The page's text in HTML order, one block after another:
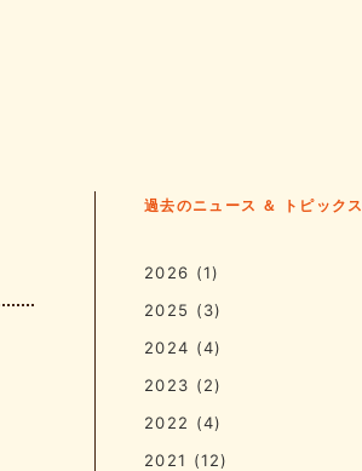
過去のニュース ＆ トピックス
2026 (1)
2025 (3)
2024 (4)
2023 (2)
2022 (4)
2021 (12)